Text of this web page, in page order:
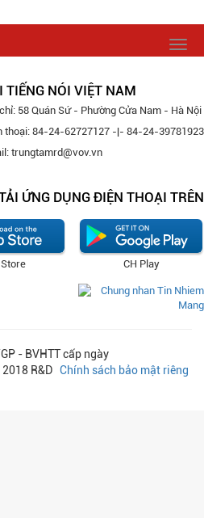
TIẾNG NÓI VIỆT NAM
58 Quán Sứ - Phường Cửa Nam - Hà Nội
thoại: 84-24-62727127 -|- 84-24-39781923
trungtamrd@vov.vn
ỨNG DỤNG ĐIỆN THOẠI TRÊN
CH Play
- BVHTT cấp ngày
R&D Chính sách bảo mật riêng